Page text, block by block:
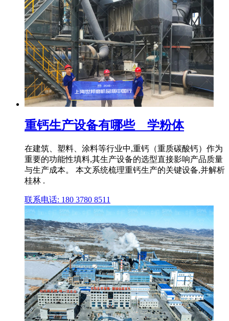
重钙生产设备有哪些 _ 学粉体
在建筑、塑料、涂料等行业中,重钙（重质碳酸钙）作为
重要的功能性填料,其生产设备的选型直接影响产品质量
与生产成本。 本文系统梳理重钙生产的关键设备,并解析
桂林 .
联系电话: 180 3780 8511